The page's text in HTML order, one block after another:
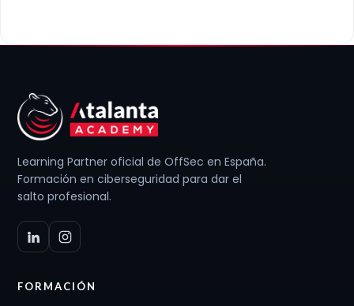
Learning Partner oficial de OffSec en España.
Formación en ciberseguridad para dar el
salto profesional.
FORMACIÓN